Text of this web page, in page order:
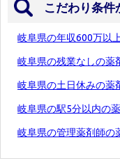
こだわり条件
岐阜県の年収600万以
岐阜県の残業なしの薬
岐阜県の土日休みの薬
岐阜県の駅5分以内の
岐阜県の管理薬剤師の